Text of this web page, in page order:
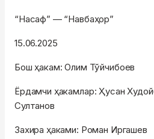
“Насаф” — “Навбаҳор”
15.06.2025
Бош ҳакам: Олим Тўйчибоев
Ёрдамчи ҳакамлар: Ҳусан
Султанов
Захира ҳаками: Роман Иргашев